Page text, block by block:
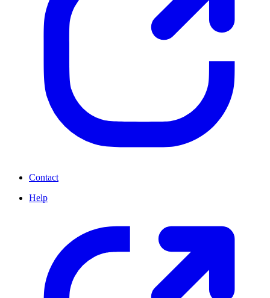
Contact
Help